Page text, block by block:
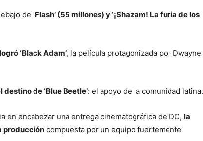
de ‘Flash’ (55 millones) y ‘¡Shazam! La furia de los
‘Black Adam’, la película protagonizada por Dwayne
de ‘Blue Beetle’: el apoyo de la comunidad latina.
en encabezar una entrega cinematográfica de DC, la
producción compuesta por un equipo fuertemente